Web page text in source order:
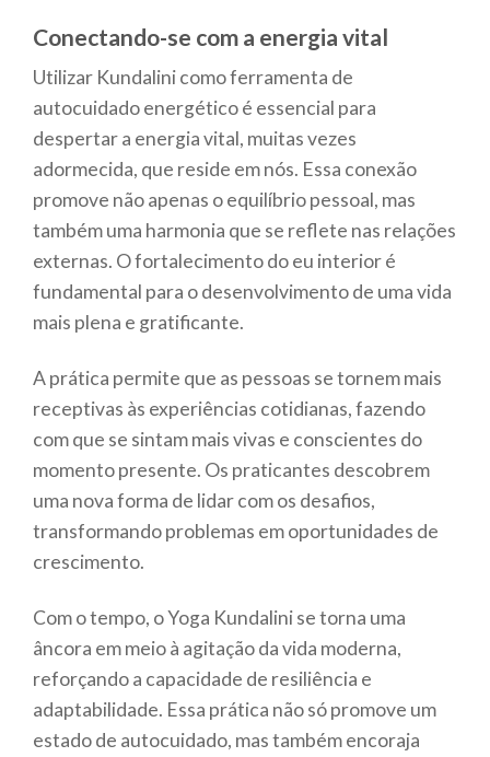
Conectando-se com a energia vital
Utilizar Kundalini como ferramenta de
autocuidado energético é essencial para
despertar a energia vital, muitas vezes
adormecida, que reside em nós. Essa conexão
promove não apenas o equilíbrio pessoal, mas
também uma harmonia que se reflete nas relações
externas. O fortalecimento do eu interior é
fundamental para o desenvolvimento de uma vida
mais plena e gratificante.
A prática permite que as pessoas se tornem mais
receptivas às experiências cotidianas, fazendo
com que se sintam mais vivas e conscientes do
momento presente. Os praticantes descobrem
uma nova forma de lidar com os desafios,
transformando problemas em oportunidades de
crescimento.
Com o tempo, o Yoga Kundalini se torna uma
âncora em meio à agitação da vida moderna,
reforçando a capacidade de resiliência e
adaptabilidade. Essa prática não só promove um
estado de autocuidado, mas também encoraja